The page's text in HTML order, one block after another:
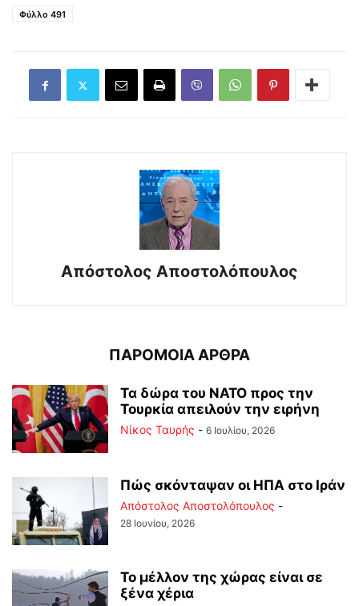
Φύλλο 491
Απόστολος Αποστολόπουλος
ΠΑΡΟΜΟΙΑ ΑΡΘΡΑ
Τα δώρα του ΝΑΤΟ προς την
Τουρκία απειλούν την ειρήνη
Νίκος Ταυρής - 6 Ιουλίου, 2026
Πώς σκόνταψαν οι ΗΠΑ στο Ιράν
Απόστολος Αποστολόπουλος -
28 Ιουνίου, 2026
Το μέλλον της χώρας είναι σε
ξένα χέρια